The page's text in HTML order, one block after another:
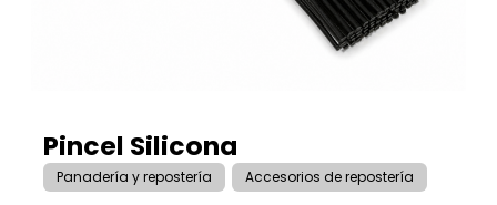
Pincel Silicona
Panadería y repostería Accesorios de repostería